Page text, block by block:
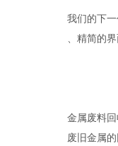
我们的下
、精简的
金属废料
废旧金属